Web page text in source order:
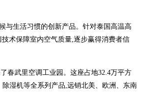
与生活习惯的创新产品。针对泰国高温高
术保障室内空气质量,逐步赢得消费者信
春武里空调工业园。这座占地32.4万平方
湿机等全系列产品,远销北美、欧洲、东南